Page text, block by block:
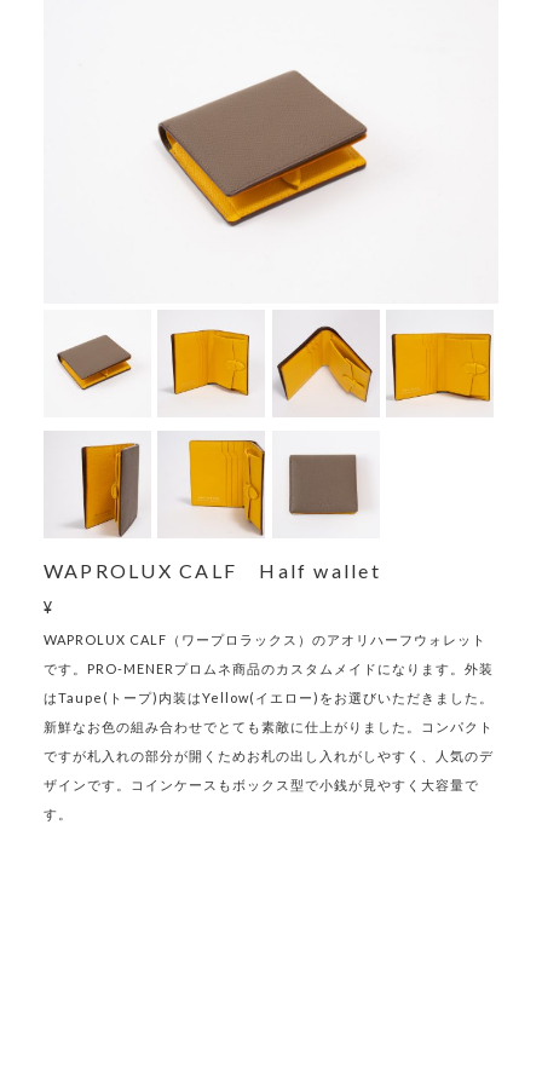
WAPROLUX CALF Half wallet
¥
WAPROLUX CALF（ワープロラックス）のアオリハーフウォレット
です。PRO-MENERプロムネ商品のカスタムメイドになります。外装
はTaupe(トープ)内装はYellow(イエロー)をお選びいただきました。
新鮮なお色の組み合わせでとても素敵に仕上がりました。コンパクト
ですが札入れの部分が開くためお札の出し入れがしやすく、人気のデ
ザインです。コインケースもボックス型で小銭が見やすく大容量で
す。